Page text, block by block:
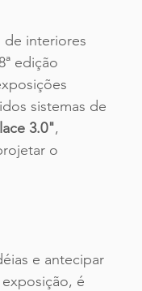
de interiores
edição
sistemas de
3.0",
o
e antecipar
é